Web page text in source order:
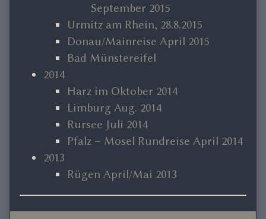
September 2015
Urmitz am Rhein, 28.8.2015
Donau/Mainreise April 2015
Bad Münstereifel
2014
Harz im Oktober 2014
Limburg Aug. 2014
Rursee Juli 2014
Pfalz – Mosel Rundreise April 2014
2013
Rügen April/Mai 2013